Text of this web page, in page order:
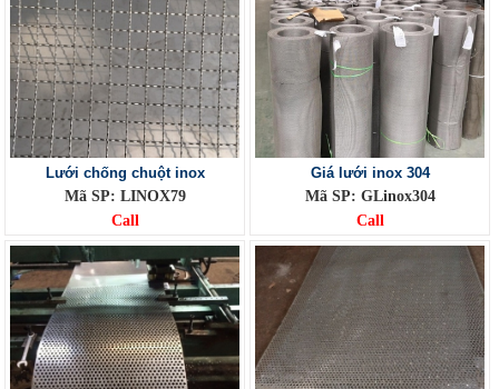
Lưới chống chuột inox
Mã SP: LINOX79
Call
Giá lưới inox 304
Mã SP: GLinox304
Call